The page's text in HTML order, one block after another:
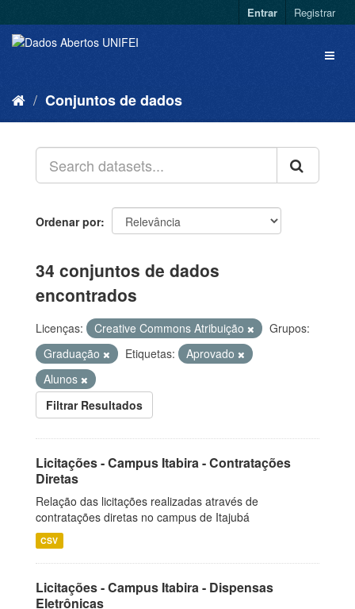
Entrar Registrar
Conjuntos de dados
Ordenar por
34 conjuntos de dados
encontrados
Licenças: Creative Commons Atribuição
Grupos:
Graduação
Etiquetas:
Aprovado
Alunos
Filtrar Resultados
Licitações - Campus Itabira - Contratações
Diretas
Relação das licitações realizadas através de
contratações diretas no campus de Itajubá
CSV
Licitações - Campus Itabira - Dispensas
Eletrônicas